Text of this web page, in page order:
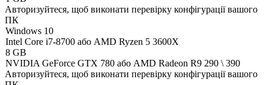
Авторизуйтеся, щоб виконати перевірку конфігурації вашого
ПК
Windows 10
Intel Core i7-8700 або AMD Ryzen 5 3600X
8 GB
NVIDIA GeForce GTX 780 або AMD Radeon R9 290 \ 390
Авторизуйтеся, щоб виконати перевірку конфігурації вашого